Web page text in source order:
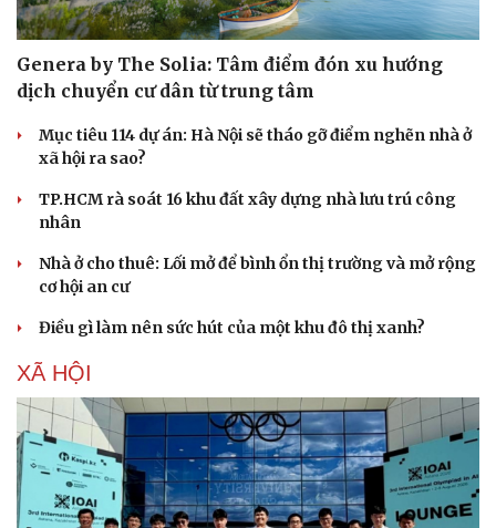
Genera by The Solia: Tâm điểm đón xu hướng
dịch chuyển cư dân từ trung tâm
Mục tiêu 114 dự án: Hà Nội sẽ tháo gỡ điểm nghẽn nhà ở
xã hội ra sao?
TP.HCM rà soát 16 khu đất xây dựng nhà lưu trú công
nhân
Nhà ở cho thuê: Lối mở để bình ổn thị trường và mở rộng
cơ hội an cư
Điều gì làm nên sức hút của một khu đô thị xanh?
XÃ HỘI